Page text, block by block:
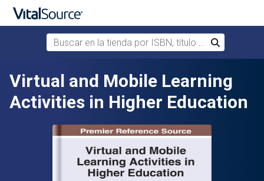
Saltar al contenido principal
Buscar en la tienda por ISBN, título o autor
Buscar
Virtual and Mobile Learning
Activities in Higher Education